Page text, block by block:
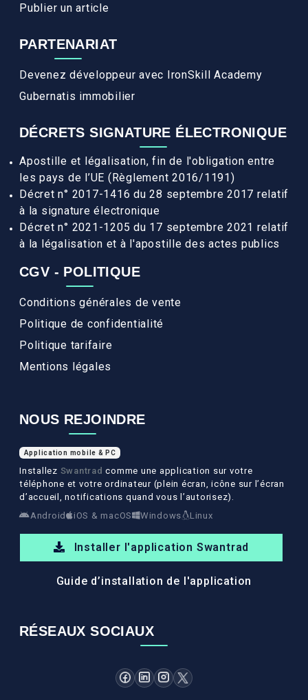
Publier un article
PARTENARIAT
Devenez développeur avec IronSkill Academy
Gubernatis immobilier
DÉCRETS SIGNATURE ÉLECTRONIQUE
Apostille et légalisation, fin de l'obligation entre
les pays de l’UE (Règlement 2016/1191)
Décret n° 2017-1416 du 28 septembre 2017 relatif
à la signature électronique
Décret n° 2021-1205 du 17 septembre 2021 relatif
à la légalisation et à l'apostille des actes publics
CGV - POLITIQUE
Conditions générales de vente
Politique de confidentialité
Politique tarifaire
Mentions légales
NOUS REJOINDRE
Application mobile & PC
Installez Swantrad comme une application sur votre
téléphone et votre ordinateur (plein écran, icône sur l’écran
d’accueil, notifications quand vous l’autorisez).
Android
iOS & macOS Windows Linux
Installer l'application Swantrad
Guide d’installation de l'application
RÉSEAUX SOCIAUX